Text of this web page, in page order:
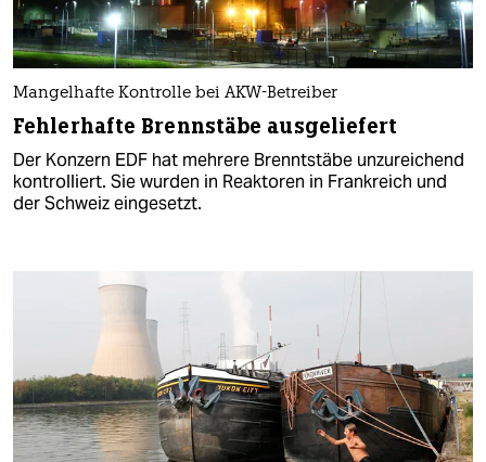
Mangelhafte Kontrolle bei AKW-Betreiber
Fehlerhafte Brennstäbe ausgeliefert
Der Konzern EDF hat mehrere Brenntstäbe unzureichend
kontrolliert. Sie wurden in Reaktoren in Frankreich und
der Schweiz eingesetzt.